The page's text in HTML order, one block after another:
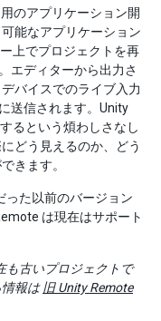
のアプリケーション開
能なアプリケーション
上でプロジェクトを再
エディターから出力さ
バイスでのライブ入力
送信されます。Unity
るという煩わしさなし
どう見えるのか、どう
きます。
った以前のバージョン
は現在はサポート
も古いプロジェクトで
報は旧 Unity Remote